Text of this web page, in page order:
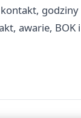
kontakt,
awarie, BOK